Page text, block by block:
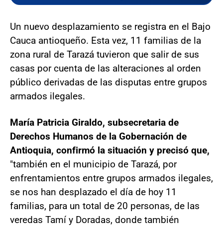
Un nuevo desplazamiento se registra en el Bajo
Cauca antioqueño. Esta vez, 11 familias de la
zona rural de Tarazá tuvieron que salir de sus
casas por cuenta de las alteraciones al orden
público derivadas de las disputas entre grupos
armados ilegales.
María Patricia Giraldo, subsecretaria de
Derechos Humanos de la Gobernación de
Antioquia, confirmó la situación y precisó que,
"también en el municipio de Tarazá, por
enfrentamientos entre grupos armados ilegales,
se nos han desplazado el día de hoy 11
familias, para un total de 20 personas, de las
veredas Tamí y Doradas, donde también